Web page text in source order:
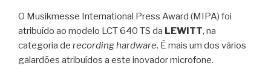
O Musikmesse International Press Award (MIPA) foi
atribuído ao modelo LCT 640 TS da LEWITT, na
categoria de recording hardware. É mais um dos vários
galardões atribuídos a este inovador microfone.